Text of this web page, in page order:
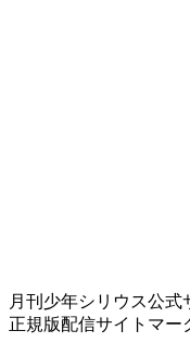
月刊少年シリウス公式
正規版配信サイトマー